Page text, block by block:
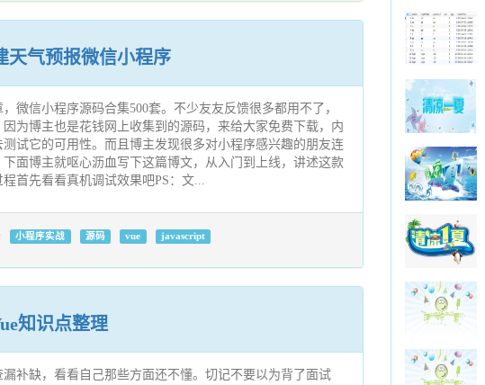
天气预报微信小程序
微信小程序源码合集500套。不少友友反馈很多都用不了，
为博主也是花钱网上收集到的源码，来给大家免费下载，内
试它的可用性。而且博主发现很多对小程序感兴趣的朋友连
面博主就呕心沥血写下这篇博文，从入门到上线，讲述这款
首先看看真机调试效果吧PS：文...
小程序实战 源码 vue javascript
知识点整理
补缺，看看自己那些方面还不懂。切记不要以为背了面试